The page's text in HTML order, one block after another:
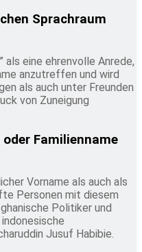
Sprachraum
als eine ehrenvolle Anrede,
anzutreffen und wird
als auch unter Freunden
von Zuneigung
Familienname
Vorname als auch als
Personen mit diesem
Politiker und
Jusuf Habibie.